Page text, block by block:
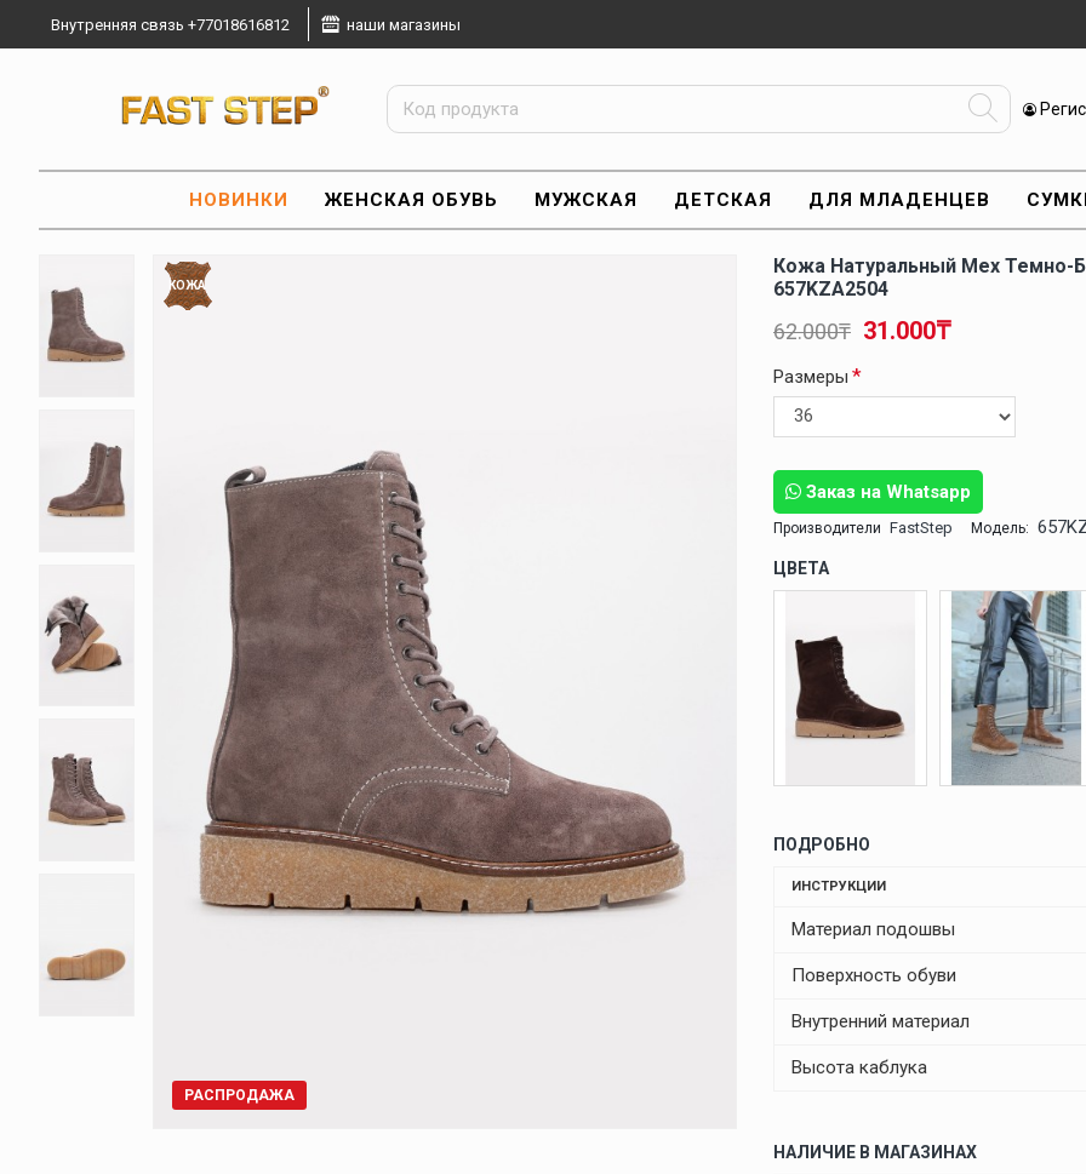
Внутренняя связь +77018616812 наши магазины
НОВИНКИ ЖЕНСКАЯ ОБУВЬ МУЖСКАЯ ДЕТСКАЯ ДЛЯ МЛАДЕНЦЕВ
КОЖА
РАСПРОДАЖА
Кожа Натуральный Мех Темно-
657KZA2504
Заказ на Whatsapp
Производители FastStep Модель:
31.000₸
62.000₸
Размеры
ЦВЕТА
ПОДРОБНО
ИНСТРУКЦИИ
Материал подошвы
Поверхность обуви
Внутренний материал
Высота каблука
НАЛИЧИЕ В МАГАЗИНАХ